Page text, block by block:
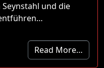
und die
Read More…